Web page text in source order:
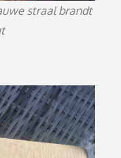
straal brandt